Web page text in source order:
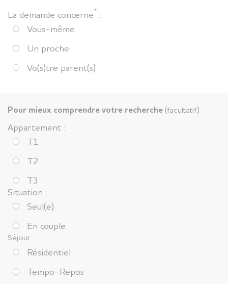
La demande concerne* :
Vous-même
Un proche
Vo(s)tre parent(s)
Pour mieux comprendre votre recherche (facultatif)
Appartement :
T1
T2
T3
Situation :
Seul(e)
En couple
Séjour :
Résidentiel
Tempo-Repos